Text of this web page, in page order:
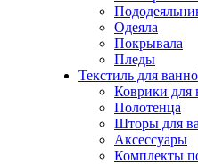
Одеяла
Покрывала
Пледы
Текстиль для
Коврики для
Полотенца
Шторы для
Аксессуары
Комплекты